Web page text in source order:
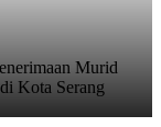
Murid
Kota Serang